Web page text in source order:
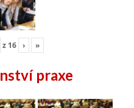
z 16 › »
praxe